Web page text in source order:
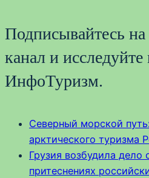
Подписывайтесь
канал и
ИнфоТуризм.
Северный морской
арктического туризма
Грузия возбудила дело
притеснениях